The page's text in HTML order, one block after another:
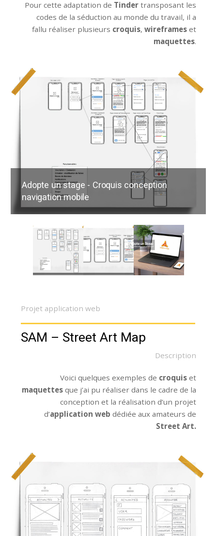
Pour cette adaptation de Tindertransposant les
codes de la séduction au monde du travail, il a
fallu réaliser plusieurs croquis,wireframes et
maquettes.
Adopte un stage - Croquis conception
navigation mobile
Projet application web
SAM – Street Art Map
Description
Voici quelques exemples de croquis et
maquettes que j’ai pu réaliser dans le cadre de la
conception et la réalisation d’un projet
d’application web dédiée aux amateurs de
Street Art.